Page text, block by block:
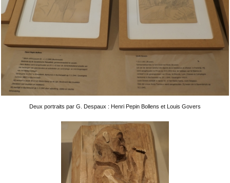
Deux portraits par G. Despaux : Henri Pepin Bollens et Louis Govers